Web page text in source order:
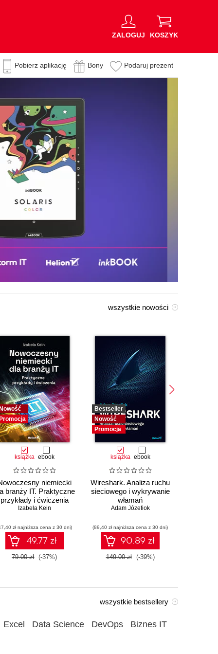
ZALOGUJ KOSZYK
Pobierz aplikację Bony Podaruj prezent
wszystkie nowości
Nowość
Promocja
książka ebook
niemiecki
branży IT. Praktyczne
przykłady i ćwiczenia
Izabela Kein
zł najniższa cena z 30 dni)
49.77 zł
79.00 zł (-37%)
Bestseller
Nowość
Promocja
książka ebook
Wireshark. Analiza ruchu
sieciowego i wykrywanie
włamań
Adam Józefiok
(89,40 zł najniższa cena z 30 dni)
90.89 zł
149.00 zł (-39%)
wszystkie bestsellery
Excel Data Science DevOps Biznes IT